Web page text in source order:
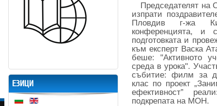
Председателят на
изпрати
Пловдив г-жа
конференцията, и
подготовката и
към експерт Васка
беше: "Активното
среда в урока".
събитие: филм за
клас по проект
ефективност”
подкрепата на МОН.
ЕЗИЦИ